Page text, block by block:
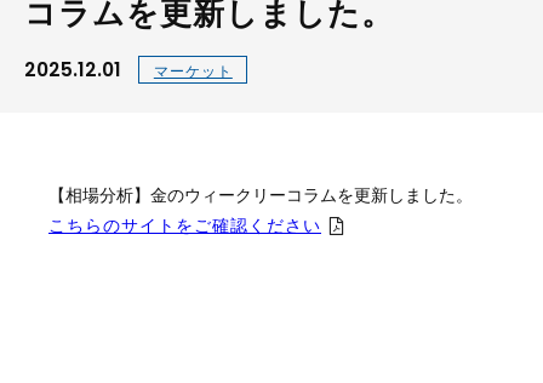
コラムを更新しました。
2025.12.01 マーケット
【相場分析】金のウィークリーコラムを更新しました。
こちらのサイトをご確認ください